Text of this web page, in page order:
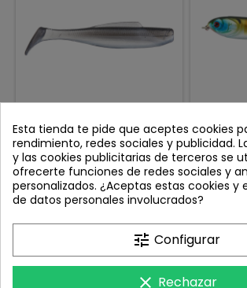
ZMAN DIEZEL MINNOW 4"
SMELT
Review(s):0
El Z Man DieZel MinnowZ lleva
el concepto de swimbait
blando a otro nivel,
y un rendimiento brutal tanto
en agua dulce como salada.
Basado en el éxito del
MinnowZ, este modelo
Precio
8,90 €
Añadir al carrito
SRT
El
una
de
Esta tienda te pide que aceptes cookies
rendimiento, redes sociales y publicidad.
y las cookies publicitarias de terceros se
ofrecerte funciones de redes sociales y
personalizados. ¿Aceptas estas cookies y
de datos personales involucrados?
tune Configurar
clear Rechazar